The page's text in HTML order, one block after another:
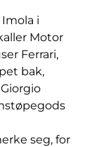
i
Motor
Ferrari,
bak,
seg, for